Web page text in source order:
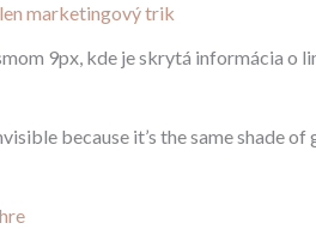
marketingový trik
9px, kde je skrytá informácia o
because it’s the same shade